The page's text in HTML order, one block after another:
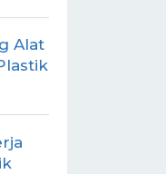
Alat